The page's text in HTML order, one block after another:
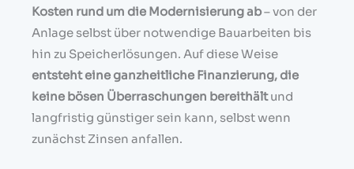
Kosten rund um die Modernisierung ab– von der
Anlage selbst über notwendige Bauarbeiten bis
hin zu Speicherlösungen. Auf diese Weise
entsteht eine ganzheitliche Finanzierung, die
keine bösen Überraschungen bereithältund
langfristig günstiger sein kann, selbst wenn
zunächst Zinsen anfallen.